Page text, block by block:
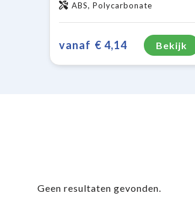
ABS, Polycarbonate
vanaf € 4,14 Bekijk
Geen resultaten gevonden.